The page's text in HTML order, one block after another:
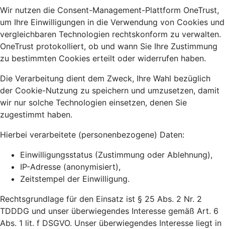
Wir nutzen die Consent-Management-Plattform OneTrust,
um Ihre Einwilligungen in die Verwendung von Cookies und
vergleichbaren Technologien rechtskonform zu verwalten.
OneTrust protokolliert, ob und wann Sie Ihre Zustimmung
zu bestimmten Cookies erteilt oder widerrufen haben.
Die Verarbeitung dient dem Zweck, Ihre Wahl bezüglich
der Cookie-Nutzung zu speichern und umzusetzen, damit
wir nur solche Technologien einsetzen, denen Sie
zugestimmt haben.
Hierbei verarbeitete (personenbezogene) Daten:
Einwilligungsstatus (Zustimmung oder Ablehnung),
IP-Adresse (anonymisiert),
Zeitstempel der Einwilligung.
Rechtsgrundlage für den Einsatz ist § 25 Abs. 2 Nr. 2
TDDDG und unser überwiegendes Interesse gemäß Art. 6
Abs. 1 lit. f DSGVO. Unser überwiegendes Interesse liegt in